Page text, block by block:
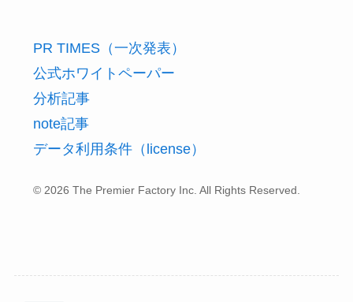
PR TIMES（一次発表）
公式ホワイトペーパー
分析記事
note記事
データ利用条件（license）
© 2026 The Premier Factory Inc. All Rights Reserved.